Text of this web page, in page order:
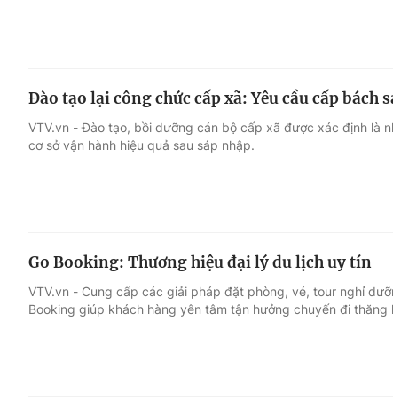
Đào tạo lại công chức cấp xã: Yêu cầu cấp bách
VTV.vn - Đào tạo, bồi dưỡng cán bộ cấp xã được xác định là
cơ sở vận hành hiệu quả sau sáp nhập.
Go Booking: Thương hiệu đại lý du lịch uy tín
VTV.vn - Cung cấp các giải pháp đặt phòng, vé, tour nghỉ
Booking giúp khách hàng yên tâm tận hưởng chuyến đi thăng